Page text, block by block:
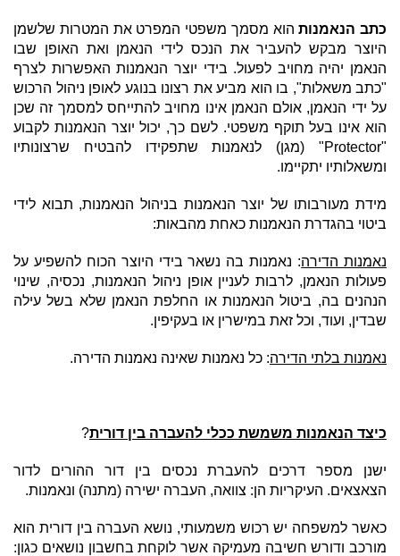
כתב הנאמנותהוא מסמך משפטי המפרט את המטרות שלשמן
היוצר מבקש להעביר את הנכס לידי הנאמן ואת האופן שבו
הנאמן יהיה מחויב לפעול. בידי יוצר הנאמנות האפשרות לצרף
"כתב משאלות", בו הוא מביע את רצונו בנוגע לאופן ניהול הרכוש
על ידי הנאמן, אולם הנאמן אינו מחויב להתייחס למסמך זה שכן
הוא אינו בעל תוקף משפטי. לשם כך, יכול יוצר הנאמנות לקבוע
"Protector" (מגן) לנאמנות שתפקידו להבטיח שרצונותיו
ומשאלותיו יתקיימו.
מידת מעורבותו של יוצר הנאמנות בניהול הנאמנות, תבוא לידי
ביטוי בהגדרת הנאמנות כאחת מהבאות:
נאמנות הדירה: נאמנות בה נשאר בידי היוצר הכוח להשפיע על
פעולות הנאמן, לרבות לעניין אופן ניהול הנאמנות, נכסיה, שינוי
הנהנים בה, ביטול הנאמנות או החלפת הנאמן שלא בשל עילה
שבדין, ועוד, וכל זאת במישרין או בעקיפין.
נאמנות בלתי הדירה: כל נאמנות שאינה נאמנות הדירה.
כיצד הנאמנות משמשת ככלי להעברה בין דורית?
ישנן מספר דרכים להעברת נכסים בין דור ההורים לדור
הצאצאים. העיקריות הן: צוואה, העברה ישירה (מתנה) ונאמנות.
כאשר למשפחה יש רכוש משמעותי, נושא העברה בין דורית הוא
מורכב ודורש חשיבה מעמיקה אשר לוקחת בחשבון נושאים כגון: